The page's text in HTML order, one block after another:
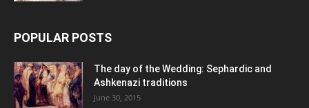
POPULAR POSTS
The day of the Wedding: Sephardic and
Ashkenazi traditions
June 30, 2015